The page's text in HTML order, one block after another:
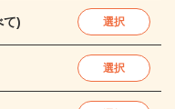
て) 選択
選択